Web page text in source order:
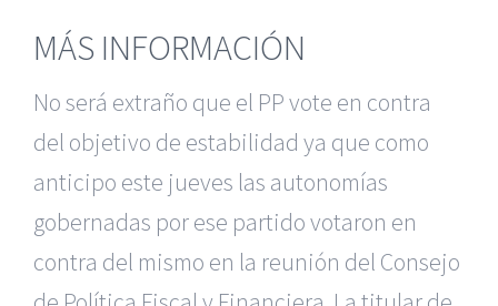
MÁS INFORMACIÓN
No será extraño que el PP vote en contra
del objetivo de estabilidad ya que como
anticipo este jueves las autonomías
gobernadas por ese partido votaron en
contra del mismo en la reunión del Consejo